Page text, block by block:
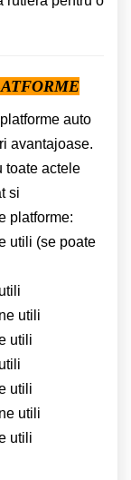
auto
avantajoase.
toate actele
si
platforme:
utili (se poate
utili
utili
utili
utili
utili